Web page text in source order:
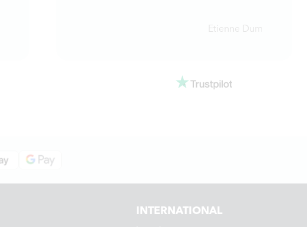
service clients a très vite et très bien
Etienne Dum
INTERNATIONAL